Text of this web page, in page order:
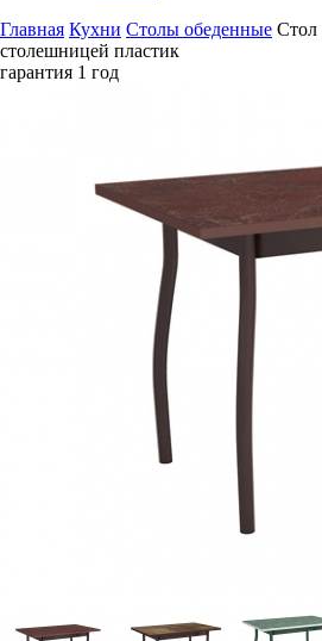
Главная Кухни Столы обеденные Стол
столешницей пластик
гарантия 1 год